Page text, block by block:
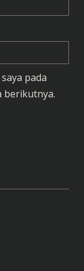
pada
berikutnya.